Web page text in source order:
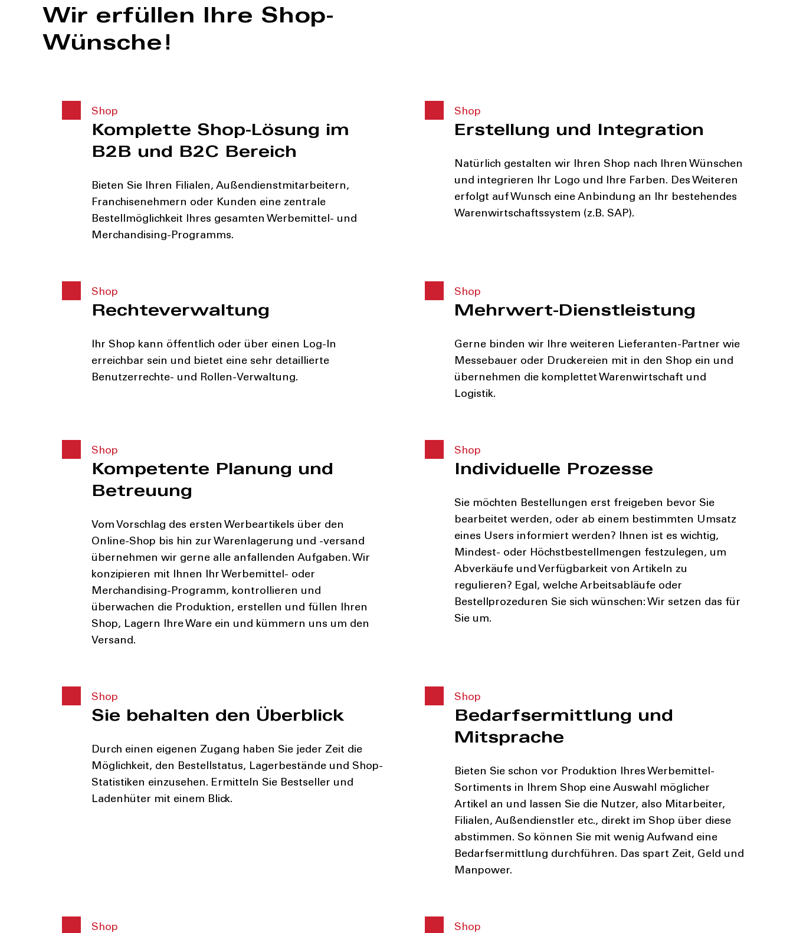
Wir erfüllen Ihre Shop-
Wünsche!
Shop
Komplette Shop-Lösung im
B2B und B2C Bereich
Bieten Sie Ihren Filialen, Außendienstmitarbeitern,
Franchisenehmern oder Kunden eine zentrale
Bestellmöglichkeit Ihres gesamten Werbemittel- und
Merchandising-Programms.
Shop
Erstellung und Integration
Natürlich gestalten wir Ihren Shop nach Ihren Wünschen
und integrieren Ihr Logo und Ihre Farben. Des Weiteren
erfolgt auf Wunsch eine Anbindung an Ihr bestehendes
Warenwirtschaftssystem (z.B. SAP).
Shop
Rechteverwaltung
Ihr Shop kann öffentlich oder über einen Log-In
erreichbar sein und bietet eine sehr detaillierte
Benutzerrechte- und Rollen-Verwaltung.
Shop
Mehrwert-Dienstleistung
Gerne binden wir Ihre weiteren Lieferanten-Partner wie
Messebauer oder Druckereien mit in den Shop ein und
übernehmen die komplettet Warenwirtschaft und
Logistik.
Shop
Kompetente Planung und
Betreuung
Vom Vorschlag des ersten Werbeartikels über den
Online-Shop bis hin zur Warenlagerung und -versand
übernehmen wir gerne alle anfallenden Aufgaben. Wir
konzipieren mit Ihnen Ihr Werbemittel- oder
Merchandising-Programm, kontrollieren und
überwachen die Produktion, erstellen und füllen Ihren
Shop, Lagern Ihre Ware ein und kümmern uns um den
Versand.
Shop
Individuelle Prozesse
Sie möchten Bestellungen erst freigeben bevor Sie
bearbeitet werden, oder ab einem bestimmten Umsatz
eines Users informiert werden? Ihnen ist es wichtig,
Mindest- oder Höchstbestellmengen festzulegen, um
Abverkäufe und Verfügbarkeit von Artikeln zu
regulieren? Egal, welche Arbeitsabläufe oder
Bestellprozeduren Sie sich wünschen: Wir setzen das für
Sie um.
Shop
Sie behalten den Überblick
Durch einen eigenen Zugang haben Sie jeder Zeit die
Möglichkeit, den Bestellstatus, Lagerbestände und Shop-
Statistiken einzusehen. Ermitteln Sie Bestseller und
Ladenhüter mit einem Blick.
Shop
Bedarfsermittlung und
Mitsprache
Bieten Sie schon vor Produktion Ihres Werbemittel-
Sortiments in Ihrem Shop eine Auswahl möglicher
Artikel an und lassen Sie die Nutzer, also Mitarbeiter,
Filialen, Außendienstler etc., direkt im Shop über diese
abstimmen. So können Sie mit wenig Aufwand eine
Bedarfsermittlung durchführen. Das spart Zeit, Geld und
Manpower.
Shop Shop